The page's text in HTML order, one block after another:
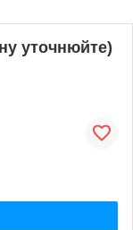
уточнюйте)